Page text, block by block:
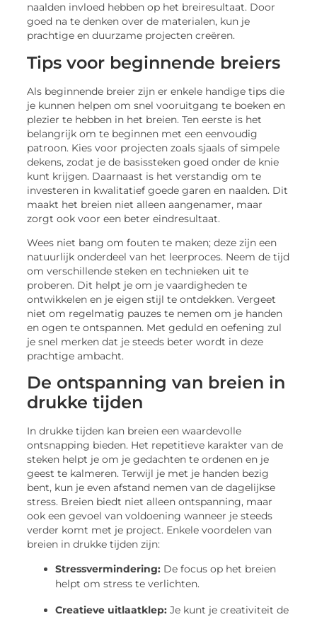
naalden invloed hebben op het breiresultaat. Door
goed na te denken over de materialen, kun je
prachtige en duurzame projecten creëren.
Tips voor beginnende breiers
Als beginnende breier zijn er enkele handige tips die
je kunnen helpen om snel vooruitgang te boeken en
plezier te hebben in het breien. Ten eerste is het
belangrijk om te beginnen met een eenvoudig
patroon. Kies voor projecten zoals sjaals of simpele
dekens, zodat je de basissteken goed onder de knie
kunt krijgen. Daarnaast is het verstandig om te
investeren in kwalitatief goede garen en naalden. Dit
maakt het breien niet alleen aangenamer, maar
zorgt ook voor een beter eindresultaat.
Wees niet bang om fouten te maken; deze zijn een
natuurlijk onderdeel van het leerproces. Neem de tijd
om verschillende steken en technieken uit te
proberen. Dit helpt je om je vaardigheden te
ontwikkelen en je eigen stijl te ontdekken. Vergeet
niet om regelmatig pauzes te nemen om je handen
en ogen te ontspannen. Met geduld en oefening zul
je snel merken dat je steeds beter wordt in deze
prachtige ambacht.
De ontspanning van breien in
drukke tijden
In drukke tijden kan breien een waardevolle
ontsnapping bieden. Het repetitieve karakter van de
steken helpt je om je gedachten te ordenen en je
geest te kalmeren. Terwijl je met je handen bezig
bent, kun je even afstand nemen van de dagelijkse
stress. Breien biedt niet alleen ontspanning, maar
ook een gevoel van voldoening wanneer je steeds
verder komt met je project. Enkele voordelen van
breien in drukke tijden zijn:
Stressvermindering: De focus op het breien
helpt om stress te verlichten.
Creatieve uitlaatklep: Je kunt je creativiteit de